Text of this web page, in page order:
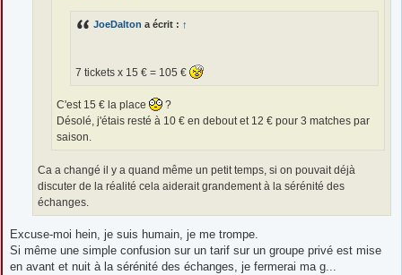
JoeDalton a écrit : ↑
7 tickets x 15 € = 105 €
C'est 15 € la place
?
Désolé, j'étais resté à 10 € en debout et 12 € pour 3 matches par
saison.
Ca a changé il y a quand même un petit temps, si on pouvait déjà
discuter de la réalité cela aiderait grandement à la sérénité des
échanges.
Excuse-moi hein, je suis humain, je me trompe.
Si même une simple confusion sur un tarif sur un groupe privé est mise
en avant et nuit à la sérénité des échanges, je fermerai ma g...